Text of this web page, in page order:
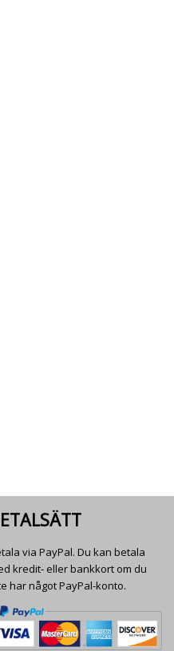
via PayPal. Du kan betala
kredit- eller bankkort om du
har något PayPal-konto.